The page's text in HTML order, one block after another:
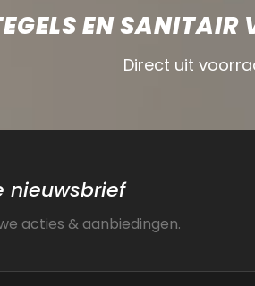
EN
Direct uit
nieuwsbrief
acties & aanbiedingen.